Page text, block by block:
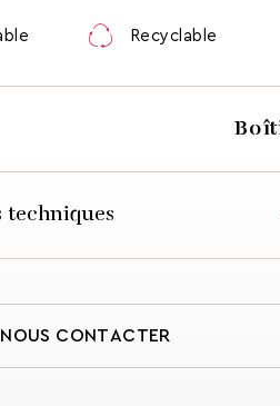
Recyclable
SANS AIMANT)
NOUS CONTACTER